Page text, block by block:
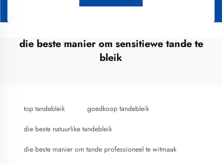
die beste manier om sensitiewe tande te
bleik
top tandebleik goedkoop tandebleik
die beste natuurlike tandebleik
die beste manier om tande professioneel te witmaak